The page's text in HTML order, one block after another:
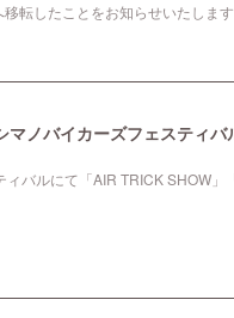
転したことをお知らせいたし
バルにて「AIR TRICK SHOW」